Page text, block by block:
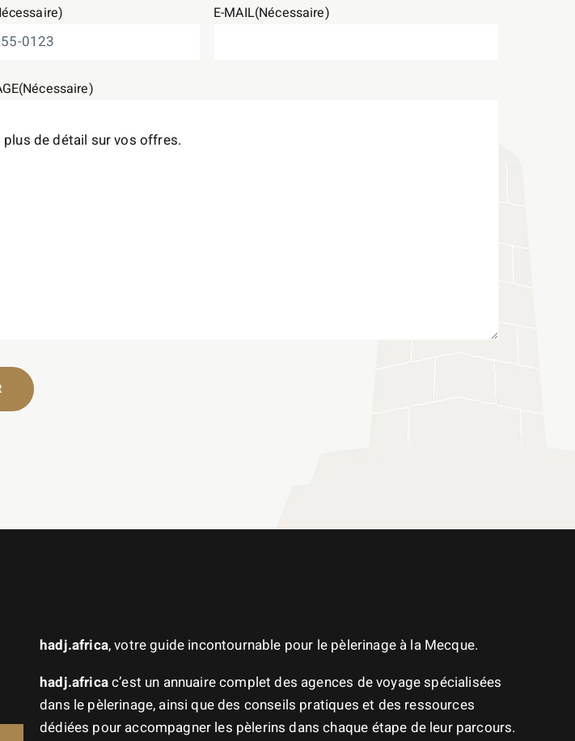
E-MAIL(Nécessaire)
(Nécessaire)
hadj.africa, votre guide incontournable pour le pèlerinage à la Mecque.
hadj.africac’est un annuaire complet des agences de voyage spécialisées
dans le pèlerinage, ainsi que des conseils pratiques et des ressources
dédiées pour accompagner les pèlerins dans chaque étape de leur parcours.